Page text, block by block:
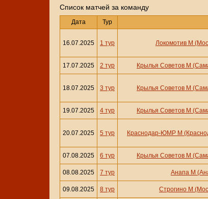
Cписок матчей за команду
Дата Тур
16.07.2025 1 тур Локомотив М
17.07.2025 2 тур Крылья Советов М
18.07.2025 3 тур Крылья Советов М
19.07.2025 4 тур Крылья Советов М
20.07.2025 5 тур Краснодар-ЮМР М
07.08.2025 6 тур Крылья Советов М
08.08.2025 7 тур Анапа М
09.08.2025 8 тур Строгино М